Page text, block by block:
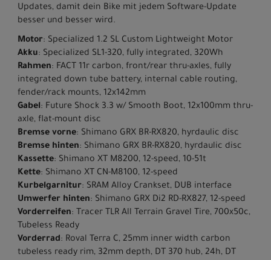
Updates, damit dein Bike mit jedem Software-Update
besser und besser wird.
Motor: Specialized 1.2 SL Custom Lightweight Motor
Akku: Specialized SL1-320, fully integrated, 320Wh
Rahmen: FACT 11r carbon, front/rear thru-axles, fully
integrated down tube battery, internal cable routing,
fender/rack mounts, 12x142mm
Gabel: Future Shock 3.3 w/ Smooth Boot, 12x100mm thru-
axle, flat-mount disc
Bremse vorne: Shimano GRX BR-RX820, hyrdaulic disc
Bremse hinten: Shimano GRX BR-RX820, hyrdaulic disc
Kassette: Shimano XT M8200, 12-speed, 10-51t
Kette: Shimano XT CN-M8100, 12-speed
Kurbelgarnitur: SRAM Alloy Crankset, DUB interface
Umwerfer hinten: Shimano GRX Di2 RD-RX827, 12-speed
Vorderreifen: Tracer TLR All Terrain Gravel Tire, 700x50c,
Tubeless Ready
Vorderrad: Roval Terra C, 25mm inner width carbon
tubeless ready rim, 32mm depth, DT 370 hub, 24h, DT